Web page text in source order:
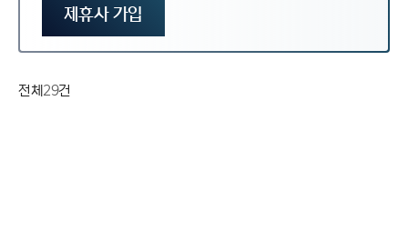
제휴사 가입
전체 29건